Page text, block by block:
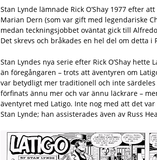
Stan Lynde lämnade Rick O’Shay 1977 efter
Marian Dern (som var gift med legendariske
medan teckningsjobbet oväntat gick till
Det skrevs och bråkades en hel del om detta i
Stan Lyndes nya serie efter Rick O’Shay
än föregångaren – trots att äventyren om
var betydligt mer traditionell och inte
förfinats ännu mer och var ännu läckrare –
äventyret med Latigo. Inte nog med att det
Stan Lynde; han assisterades även av Russ